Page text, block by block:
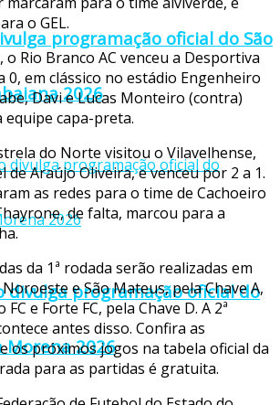
programação oficial do São
2026
divulga programação oficial do
Morena 2026
o GEL.
Rio Branco AC venceu a Desportiva
0, em clássico no estádio Engenheiro
Davi e Lucas Monteiro (contra)
equipe capa-preta.
do Norte visitou o Vilavelhense,
de Araújo Oliveira, e venceu por 2 a 1.
as redes para o time de Cachoeiro
de falta, marcou para a
da 1ª rodada serão realizadas em
e São Mateus, pela Chave A,
e Forte FC, pela Chave D. A 2ª
antes disso. Confira as
os próximos jogos na tabela oficial da
para as partidas é gratuita.